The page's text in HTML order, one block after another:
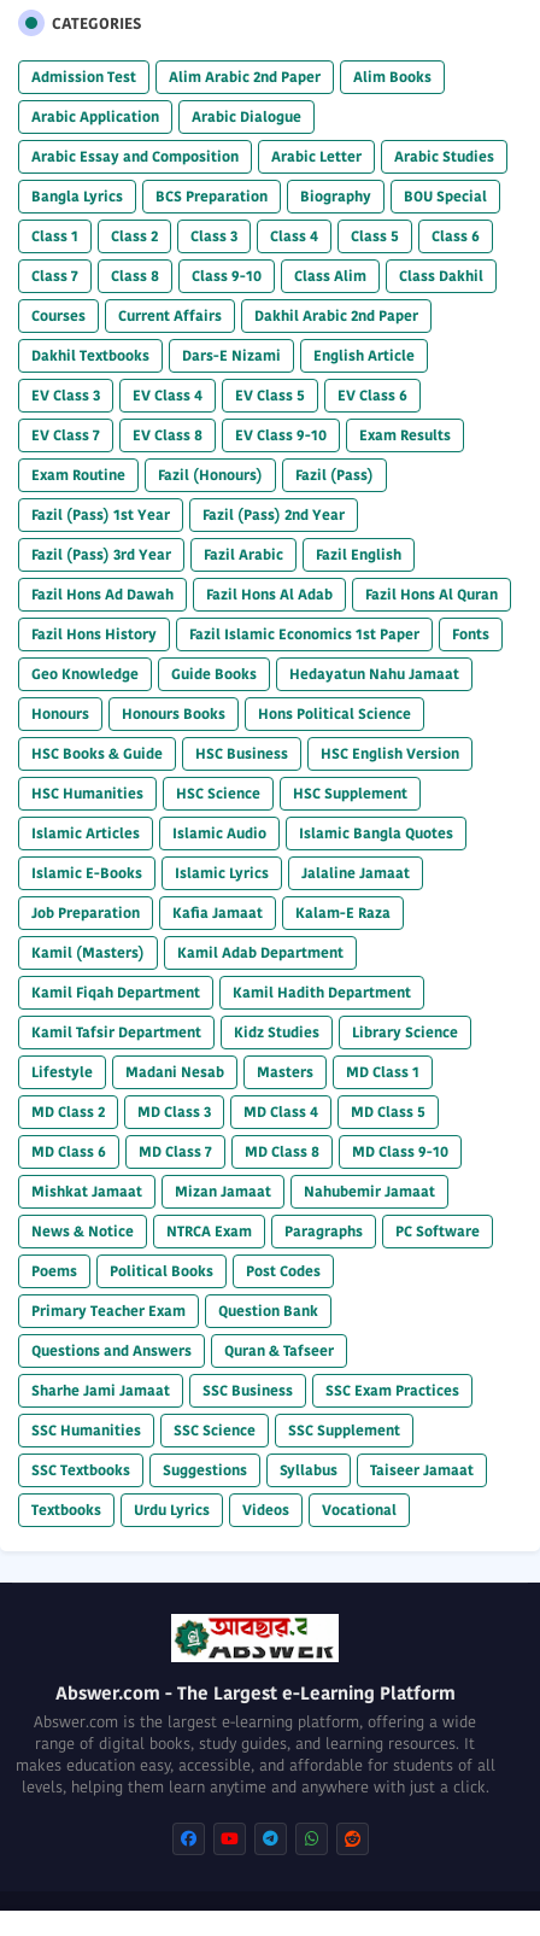
CATEGORIES
Admission Test Alim Arabic 2nd Paper
Alim Books
Arabic Application
Arabic Dialogue
Arabic Essay and Composition
Arabic Letter
Arabic Studies
Bangla Lyrics
BCS Preparation Biography
BOU Special
Class 1
Class 2 Class 3 Class 4 Class 5
Class 6
Class 7
Class 8 Class 9-10 Class Alim
Class Dakhil
Courses
Current Affairs
Dakhil Arabic 2nd Paper
Dakhil Textbooks
Dars-E Nizami
English Article
EV Class 3
EV Class 4 EV Class 5
EV Class 6
EV Class 7
EV Class 8 EV Class 9-10
Exam Results
Exam Routine
Fazil (Honours)
Fazil (Pass)
Fazil (Pass) 1st Year
Fazil (Pass) 2nd Year
Fazil (Pass) 3rd Year
Fazil Arabic
Fazil English
Fazil Hons Ad Dawah
Fazil Hons Al Adab
Fazil Hons Al Quran
Fazil Hons History
Fazil Islamic Economics 1st Paper
Fonts
Geo Knowledge
Guide Books
Hedayatun Nahu Jamaat
Honours
Honours Books
Hons Political Science
HSC Books & Guide
HSC Business
HSC English Version
HSC Humanities
HSC Science
HSC Supplement
Islamic Articles
Islamic Audio
Islamic Bangla Quotes
Islamic E-Books
Islamic Lyrics
Jalaline Jamaat
Job Preparation
Kafia Jamaat
Kalam-E Raza
Kamil (Masters)
Kamil Adab Department
Kamil Fiqah Department
Kamil Hadith Department
Kamil Tafsir Department
Kidz Studies
Library Science
Lifestyle
Madani Nesab Masters
MD Class 1
MD Class 2
MD Class 3 MD Class 4
MD Class 5
MD Class 6
MD Class 7 MD Class 8
MD Class 9-10
Mishkat Jamaat
Mizan Jamaat
Nahubemir Jamaat
News & Notice
NTRCA Exam Paragraphs
PC Software
Poems
Political Books
Post Codes
Primary Teacher Exam
Question Bank
Questions and Answers
Quran & Tafseer
Sharhe Jami Jamaat
SSC Business
SSC Exam Practices
SSC Humanities
SSC Science
SSC Supplement
SSC Textbooks
Suggestions Syllabus
Taiseer Jamaat
Textbooks
Urdu Lyrics Videos Vocational
Abswer.com - The Largest e-Learning Platform
Abswer.com is the largest e-learning platform, offering a wide
range of digital books, study guides, and learning resources. It
makes education easy, accessible, and affordable for students of all
levels, helping them learn anytime and anywhere with just a click.